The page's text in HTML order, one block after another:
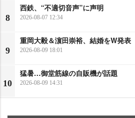
8
西鉄、“不適切音声”に声明
2026-08-07 12:34
9
重岡大毅＆濵田崇裕、結婚をW発表
2026-08-09 18:01
10
猛暑…御堂筋線の自販機が話題
2026-08-09 14:31